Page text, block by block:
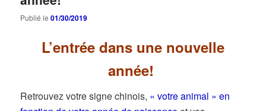
Publié le01/30/2019
L’entrée dans une nouvelle
année!
Retrouvez votre signe chinois, « votre animal » en